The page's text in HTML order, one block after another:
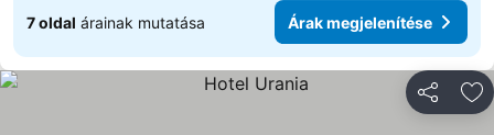
7 oldal árainak mutatása Árak megjelenítése